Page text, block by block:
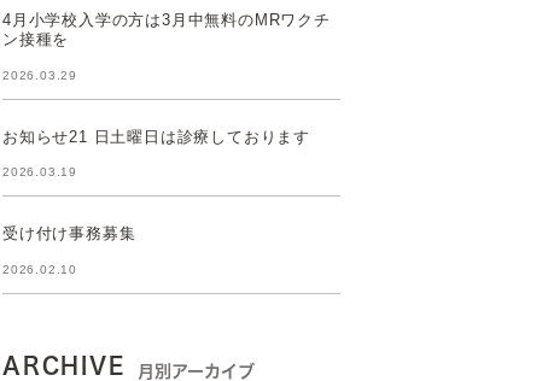
4月小学校入学の方は3月中無料のMRワクチ
ン接種を
2026.03.29
お知らせ21 日土曜日は診療しております
2026.03.19
受け付け事務募集
2026.02.10
ARCHIVE 月別アーカイブ